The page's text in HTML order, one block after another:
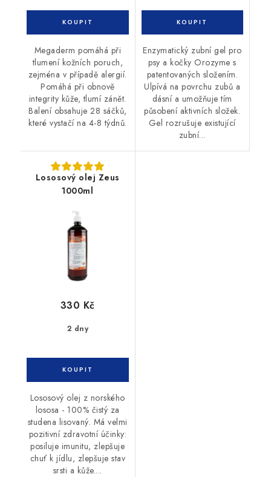
Megaderm pomáhá při
tlumení kožních poruch,
zejména v případě alergií.
Pomáhá při obnově
integrity kůže, tlumí zánět.
Balení obsahuje 28 sáčků,
které vystačí na 4-8 týdnů.
Enzymatický zubní gel pro
psy a kočky Orozyme s
patentovaných složením.
Ulpívá na povrchu zubů a
dásní a umožňuje tím
působení aktivních složek.
Gel rozrušuje existující
zubní...
Lososový olej Zeus
1000ml
2 dny
330 Kč
Lososový olej z norského
lososa - 100% čistý za
studena lisovaný. Má velmi
pozitivní zdravotní účinky:
posiluje imunitu, zlepšuje
chuť k jídlu, zlepšuje stav
srsti a kůže....